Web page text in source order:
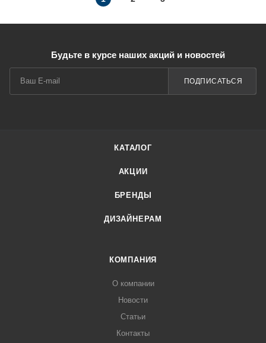
Будьте в курсе наших акций и новостей
ПОДПИСАТЬСЯ
КАТАЛОГ
АКЦИИ
БРЕНДЫ
ДИЗАЙНЕРАМ
КОМПАНИЯ
О компании
Новости
Статьи
Контакты